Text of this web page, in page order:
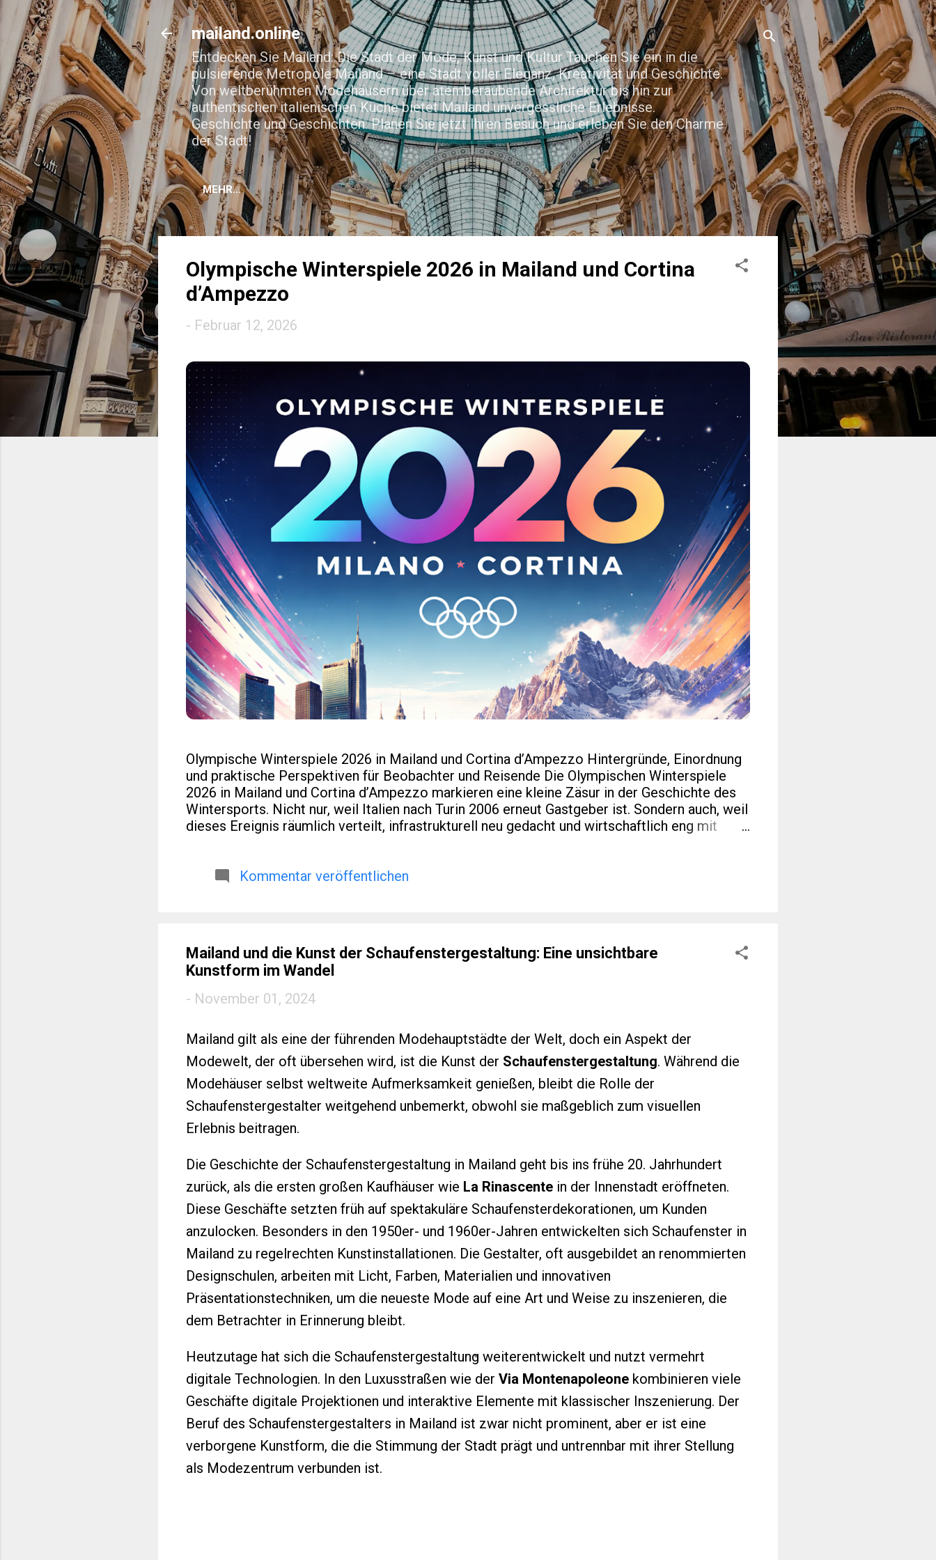
Direkt zum Hauptbereich
mailand.online
Entdecken Sie Mailand: Die Stadt der Mode, Kunst und Kultur Tauchen Sie ein in die
pulsierende Metropole Mailand – eine Stadt voller Eleganz, Kreativität und Geschichte.
Von weltberühmten Modehäusern über atemberaubende Architektur bis hin zur
authentischen italienischen Küche bietet Mailand unvergessliche Erlebnisse.
Geschichte und Geschichten. Planen Sie jetzt Ihren Besuch und erleben Sie den Charme
der Stadt!
MEHR…
Olympische Winterspiele 2026 in Mailand und Cortina
d’Ampezzo
- Februar 12, 2026
Olympische Winterspiele 2026 in Mailand und Cortina d’Ampezzo Hintergründe, Einordnung
und praktische Perspektiven für Beobachter und Reisende Die Olympischen Winterspiele
2026 in Mailand und Cortina d’Ampezzo markieren eine kleine Zäsur in der Geschichte des
Wintersports. Nicht nur, weil Italien nach Turin 2006 erneut Gastgeber ist. Sondern auch, weil
dieses Ereignis räumlich verteilt, infrastrukturell neu gedacht und wirtschaftlich eng mit
Medaillenlisten. Dieser Artikel ordnet ein: historisch, praktisch und mit Blick auf Zahlen, die
und weitere...
Kommentar veröffentlichen
Mailand und die Kunst der Schaufenstergestaltung: Eine unsichtbare
Kunstform im Wandel
- November 01, 2024
Mailand gilt als eine der führenden Modehauptstädte der Welt, doch ein Aspekt der
Modewelt, der oft übersehen wird, ist die Kunst der Schaufenstergestaltung. Während die
Modehäuser selbst weltweite Aufmerksamkeit genießen, bleibt die Rolle der
Schaufenstergestalter weitgehend unbemerkt, obwohl sie maßgeblich zum visuellen
Erlebnis beitragen.
Die Geschichte der Schaufenstergestaltung in Mailand geht bis ins frühe 20. Jahrhundert
zurück, als die ersten großen Kaufhäuser wie La Rinascente in der Innenstadt eröffneten.
Diese Geschäfte setzten früh auf spektakuläre Schaufensterdekorationen, um Kunden
anzulocken. Besonders in den 1950er- und 1960er-Jahren entwickelten sich Schaufenster in
Mailand zu regelrechten Kunstinstallationen. Die Gestalter, oft ausgebildet an renommierten
Designschulen, arbeiten mit Licht, Farben, Materialien und innovativen
Präsentationstechniken, um die neueste Mode auf eine Art und Weise zu inszenieren, die
dem Betrachter in Erinnerung bleibt.
Heutzutage hat sich die Schaufenstergestaltung weiterentwickelt und nutzt vermehrt
digitale Technologien. In den Luxusstraßen wie der Via Montenapoleone kombinieren viele
Geschäfte digitale Projektionen und interaktive Elemente mit klassischer Inszenierung. Der
Beruf des Schaufenstergestalters in Mailand ist zwar nicht prominent, aber er ist eine
verborgene Kunstform, die die Stimmung der Stadt prägt und untrennbar mit ihrer Stellung
als Modezentrum verbunden ist.